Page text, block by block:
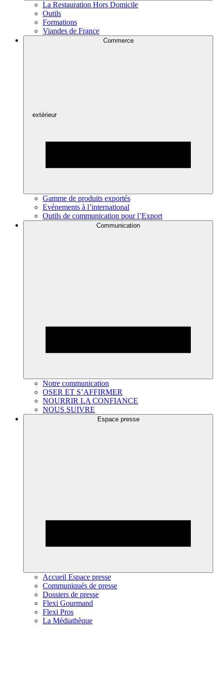
La Restauration Hors Domicile
Outils
Formations
Viandes de France
Commerce
extérieur
Gamme de produits exportés
Evénements à l’international
Outils de communication pour l’Export
Communication
Notre communication
OSER ET S’AFFIRMER
NOURRIR LA CONFIANCE
NOUS SUIVRE
Espace presse
Accueil Espace presse
Communiqués de presse
Dossiers de presse
Flexi Gourmand
Flexi Pros
La Médiathèque